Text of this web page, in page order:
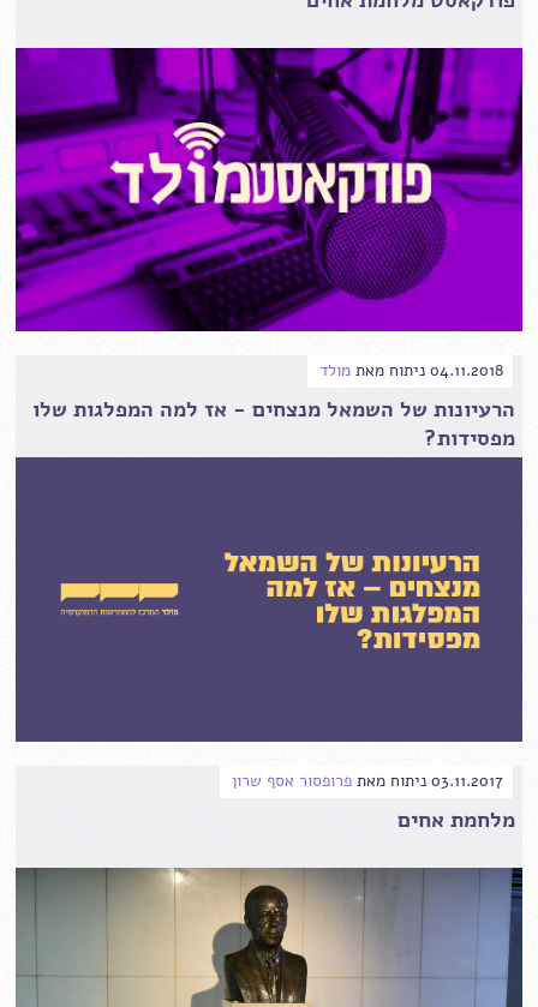
04.11.2018 ניתוח מאת מולד
הרעיונות של השמאל מנצחים - אז למה המפלגות שלו
מפסידות?
03.11.2017 ניתוח מאת פרופסור אסף שרון
מלחמת אחים